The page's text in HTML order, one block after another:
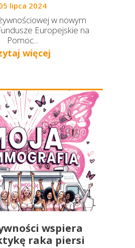
lipca 2024
w nowym
Europejskie na
Pomoc...
więcej
wspiera
raka piersi